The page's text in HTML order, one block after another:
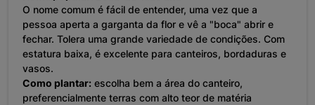
O nome comum é fácil de entender, uma vez que a
pessoa aperta a garganta da flor e vê a "boca" abrir e
fechar. Tolera uma grande variedade de condições. Com
estatura baixa, é excelente para canteiros, bordaduras e
vasos.
Como plantar: escolha bem a área do canteiro,
preferencialmente terras com alto teor de matéria